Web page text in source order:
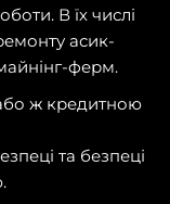
В їх числі
асик-
ферм.
ж кредитною
та безпеці